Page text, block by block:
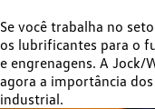
Se você trabalha no
os lubrificantes para o
e engrenagens. A Jock/
agora a importância
industrial.